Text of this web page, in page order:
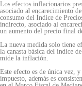
Los efectos inflacionarios
asociado al encarecimiento
consumo del Índice de
indirecto, asociado al
un aumento del precio final
La nueva medida solo tiene
la canasta básica del índice
mide la inflación.
Este efecto es de única vez,
impuesto, además es